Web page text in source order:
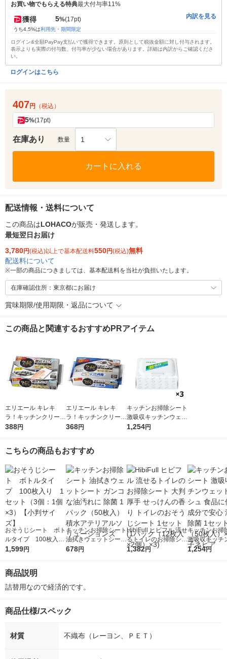
お買い物でもらえる特典最大付与率11%
獲得 5%(17pt)
うち4.5%は利用先・期間限定
内訳を見る
ログイン&全額PayPay支払いで獲得できます。原則として税抜金額に対し付与されます。
表示よりも実際の付与数、付与率が少ない場合があります。詳細は内訳からご確認くださ
い。
ログインはこちら
407円 （税込）
5%(17pt)
在庫あり 数量 1
カートに入れる
配送情報・送料について
この商品はLOHACOが販売・発送します。
最短翌日お届け
3,780円(税込)以上で基本配送料550円(税込)無料
配送料について
※一部の商品につきましては、基本配送料を当社が負担いたします。
在庫確認住所：東京都にお届け
賞味期限/使用期限・返品について
この商品と関連するおすすめPRアイテム
エリエール キレキ
ラ！キッチンクリーナ
ー 徹底キレイ おそう
388円
エリエール キレキ
ラ！キッチンクリーナ
ー 捨てるだけで生ゴ
王製紙
368円
キッチンお掃除シート
激吸収キッチンウェッ
トティシュ 食品に使
1,254円
こちらの商品もおすすめ
おそうじシート ボト
ルタイプ 100枚入
り 1セット（3個：1
1,599円
キッチンお掃除シート
油拭きウェットシート
ガンコな油汚れに 除
678円
HibiFull ヒビフル 流せ
るトイレのお掃除シー
ト 大判厚手 せっけん
1,382円
キッチンお掃
激吸収キッチ
トティシュ
1,254円
商品説明
詰替用なので経済的です。
商品仕様/スペック
材質 不織布（レーヨン、ＰＥＴ）